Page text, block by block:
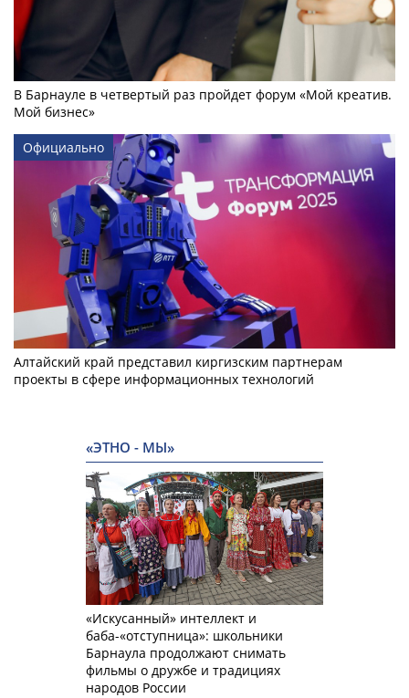
В Барнауле в четвертый раз пройдет форум «Мой креатив.
Мой бизнес»
Официально
Алтайский край представил киргизским партнерам
проекты в сфере информационных технологий
«ЭТНО - МЫ»
«Искусанный» интеллект и
баба-«отступница»: школьники
Барнаула продолжают снимать
фильмы о дружбе и традициях
народов России